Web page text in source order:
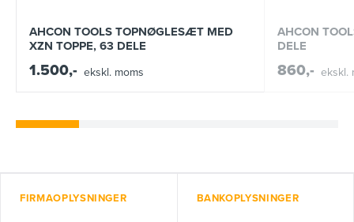
AHCON TOOLS TOPNØGLESÆT MED
XZN TOPPE, 63 DELE
1.500,- ekskl. moms
AHCON
DELE
860,- ekskl.
FIRMAOPLYSNINGER BANKOPLYSNINGER